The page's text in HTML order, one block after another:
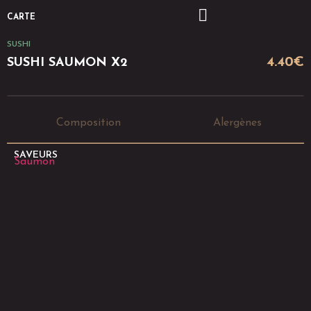
CARTE
SUSHI
SUSHI SAUMON X2 4.40€
Composition Alergènes
SAVEURS
Saumon